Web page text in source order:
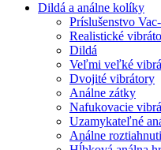
Dildá a análne kolíky
Príslušenstvo
Realistické
Dildá
Veľmi veľké
Dvojité vibrátory
Análne zátky
Nafukovacie
Uzamykateľné
Análne